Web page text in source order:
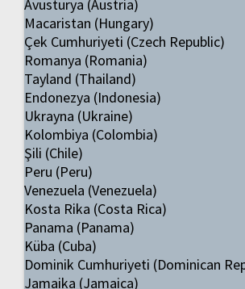
Avusturya (Austria)
Macaristan (Hungary)
Çek Cumhuriyeti (Czech Republic)
Romanya (Romania)
Tayland (Thailand)
Endonezya (Indonesia)
Ukrayna (Ukraine)
Kolombiya (Colombia)
Şili (Chile)
Peru (Peru)
Venezuela (Venezuela)
Kosta Rika (Costa Rica)
Panama (Panama)
Küba (Cuba)
Dominik Cumhuriyeti (Dominican
Jamaika (Jamaica)